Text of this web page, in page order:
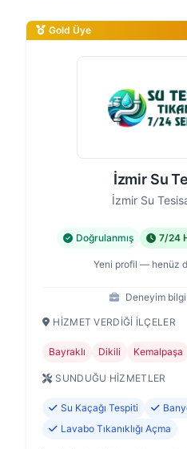
Gold Üye
İzmir Su
İzmir Su
Doğrulanmış 7/24
Yeni profil — henüz
Deneyim
HIZMET VERDIĞI İLÇELER
Bayraklı Dikili Kemalpaşa
SUNDUĞU HIZMETLER
Su Kaçağı Tespiti
Lavabo Tıkanıklığı Açma